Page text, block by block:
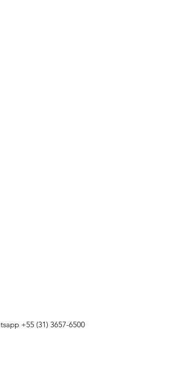
+55 (31) 3657-6500